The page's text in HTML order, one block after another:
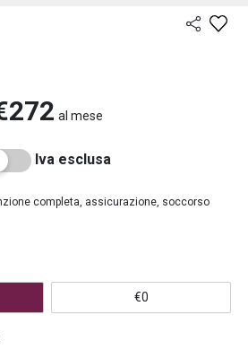
al mese
Iva esclusa
completa, assicurazione, soccorso
€0